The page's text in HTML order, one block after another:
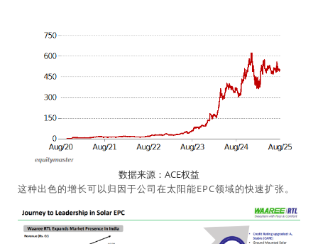
数据来源：ACE权益
这种出色的增长可以归因于公司在太阳能EPC领域的快速扩张。